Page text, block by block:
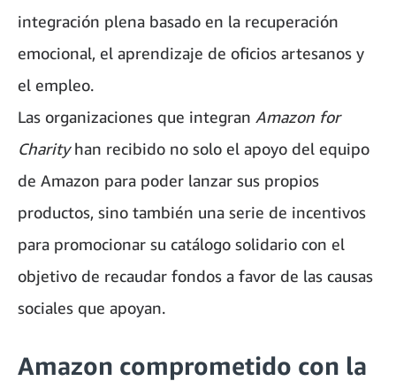
integración plena basado en la recuperación
emocional, el aprendizaje de oficios artesanos y
el empleo.
Las organizaciones que integran Amazon for
Charityhan recibido no solo el apoyo del equipo
de Amazon para poder lanzar sus propios
productos, sino también una serie de incentivos
para promocionar su catálogo solidario con el
objetivo de recaudar fondos a favor de las causas
sociales que apoyan.
Amazon comprometido con la